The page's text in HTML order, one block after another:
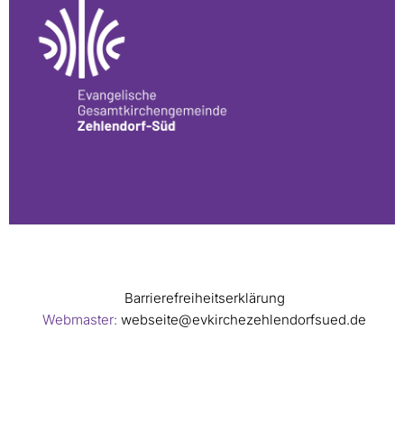
Barrierefreiheitserklärung
Webmaster: webseite@evkirchezehlendorfsued.de